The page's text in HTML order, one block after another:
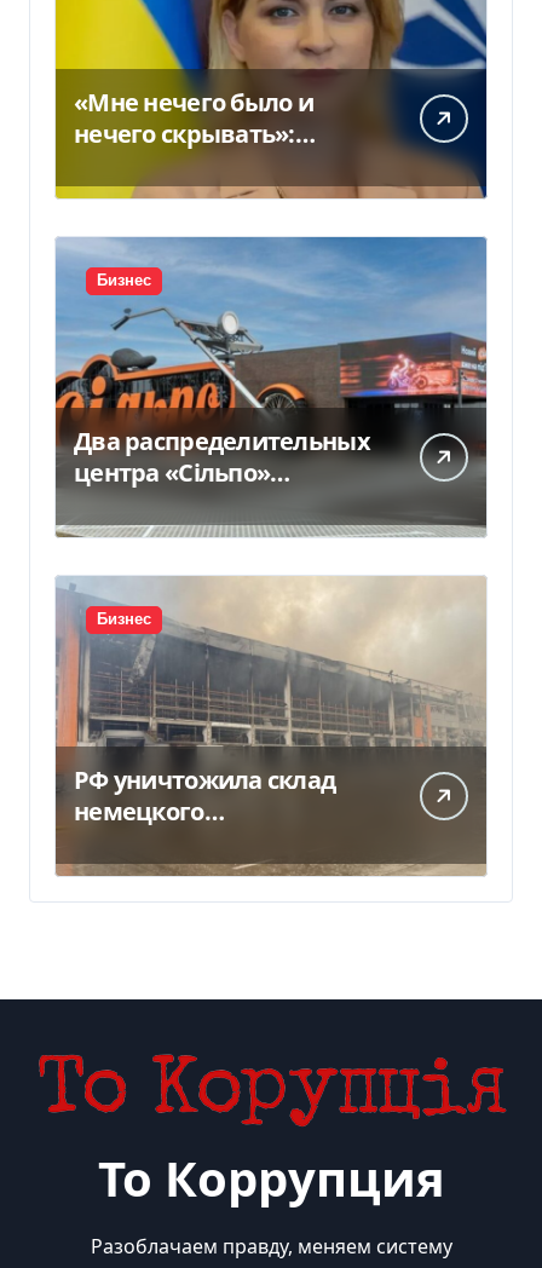
«Мне нечего было и
нечего скрывать»:
Стефанишина
прокомментировала
новое подозрение
Бизнес
Два распределительных
центра «Сільпо»
пострадали от
российской атаки —
Delo.ua
Бизнес
РФ уничтожила склад
немецкого
моторных масел и
смазочных масел
То Коррупция
Разоблачаем правду, меняем систему